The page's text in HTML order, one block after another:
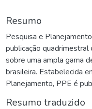
Resumo
Pesquisa e
publicação quadrimestral
sobre uma ampla gama
brasileira. Estabelecida
Planejamento, PPE é
Resumo traduzido